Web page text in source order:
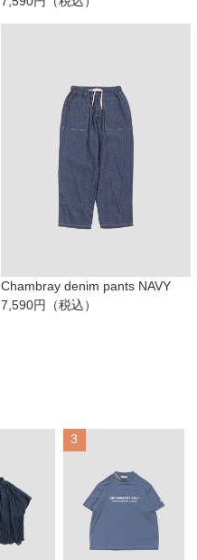
Chambray denim pants NAVY
7,590円（税込）
3